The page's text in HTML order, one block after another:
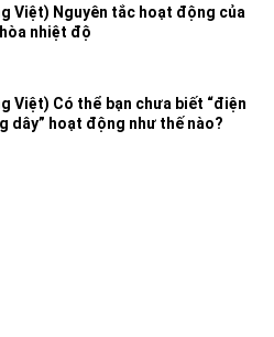
Việt) Nguyên tắc hoạt động của
nhiệt độ
Việt) Có thể bạn chưa biết “điện
dây” hoạt động như thế nào?